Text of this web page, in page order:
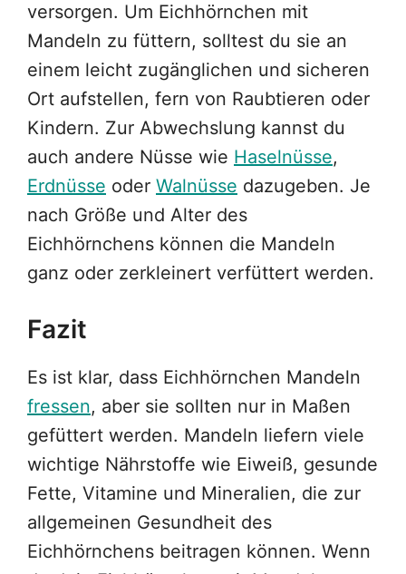
versorgen. Um Eichhörnchen mit
Mandeln zu füttern, solltest du sie an
einem leicht zugänglichen und sicheren
Ort aufstellen, fern von Raubtieren oder
Kindern. Zur Abwechslung kannst du
auch andere Nüsse wie Haselnüsse,
Erdnüsse oder Walnüsse dazugeben. Je
nach Größe und Alter des
Eichhörnchens können die Mandeln
ganz oder zerkleinert verfüttert werden.
Fazit
Es ist klar, dass Eichhörnchen Mandeln
fressen, aber sie sollten nur in Maßen
gefüttert werden. Mandeln liefern viele
wichtige Nährstoffe wie Eiweiß, gesunde
Fette, Vitamine und Mineralien, die zur
allgemeinen Gesundheit des
Eichhörnchens beitragen können. Wenn